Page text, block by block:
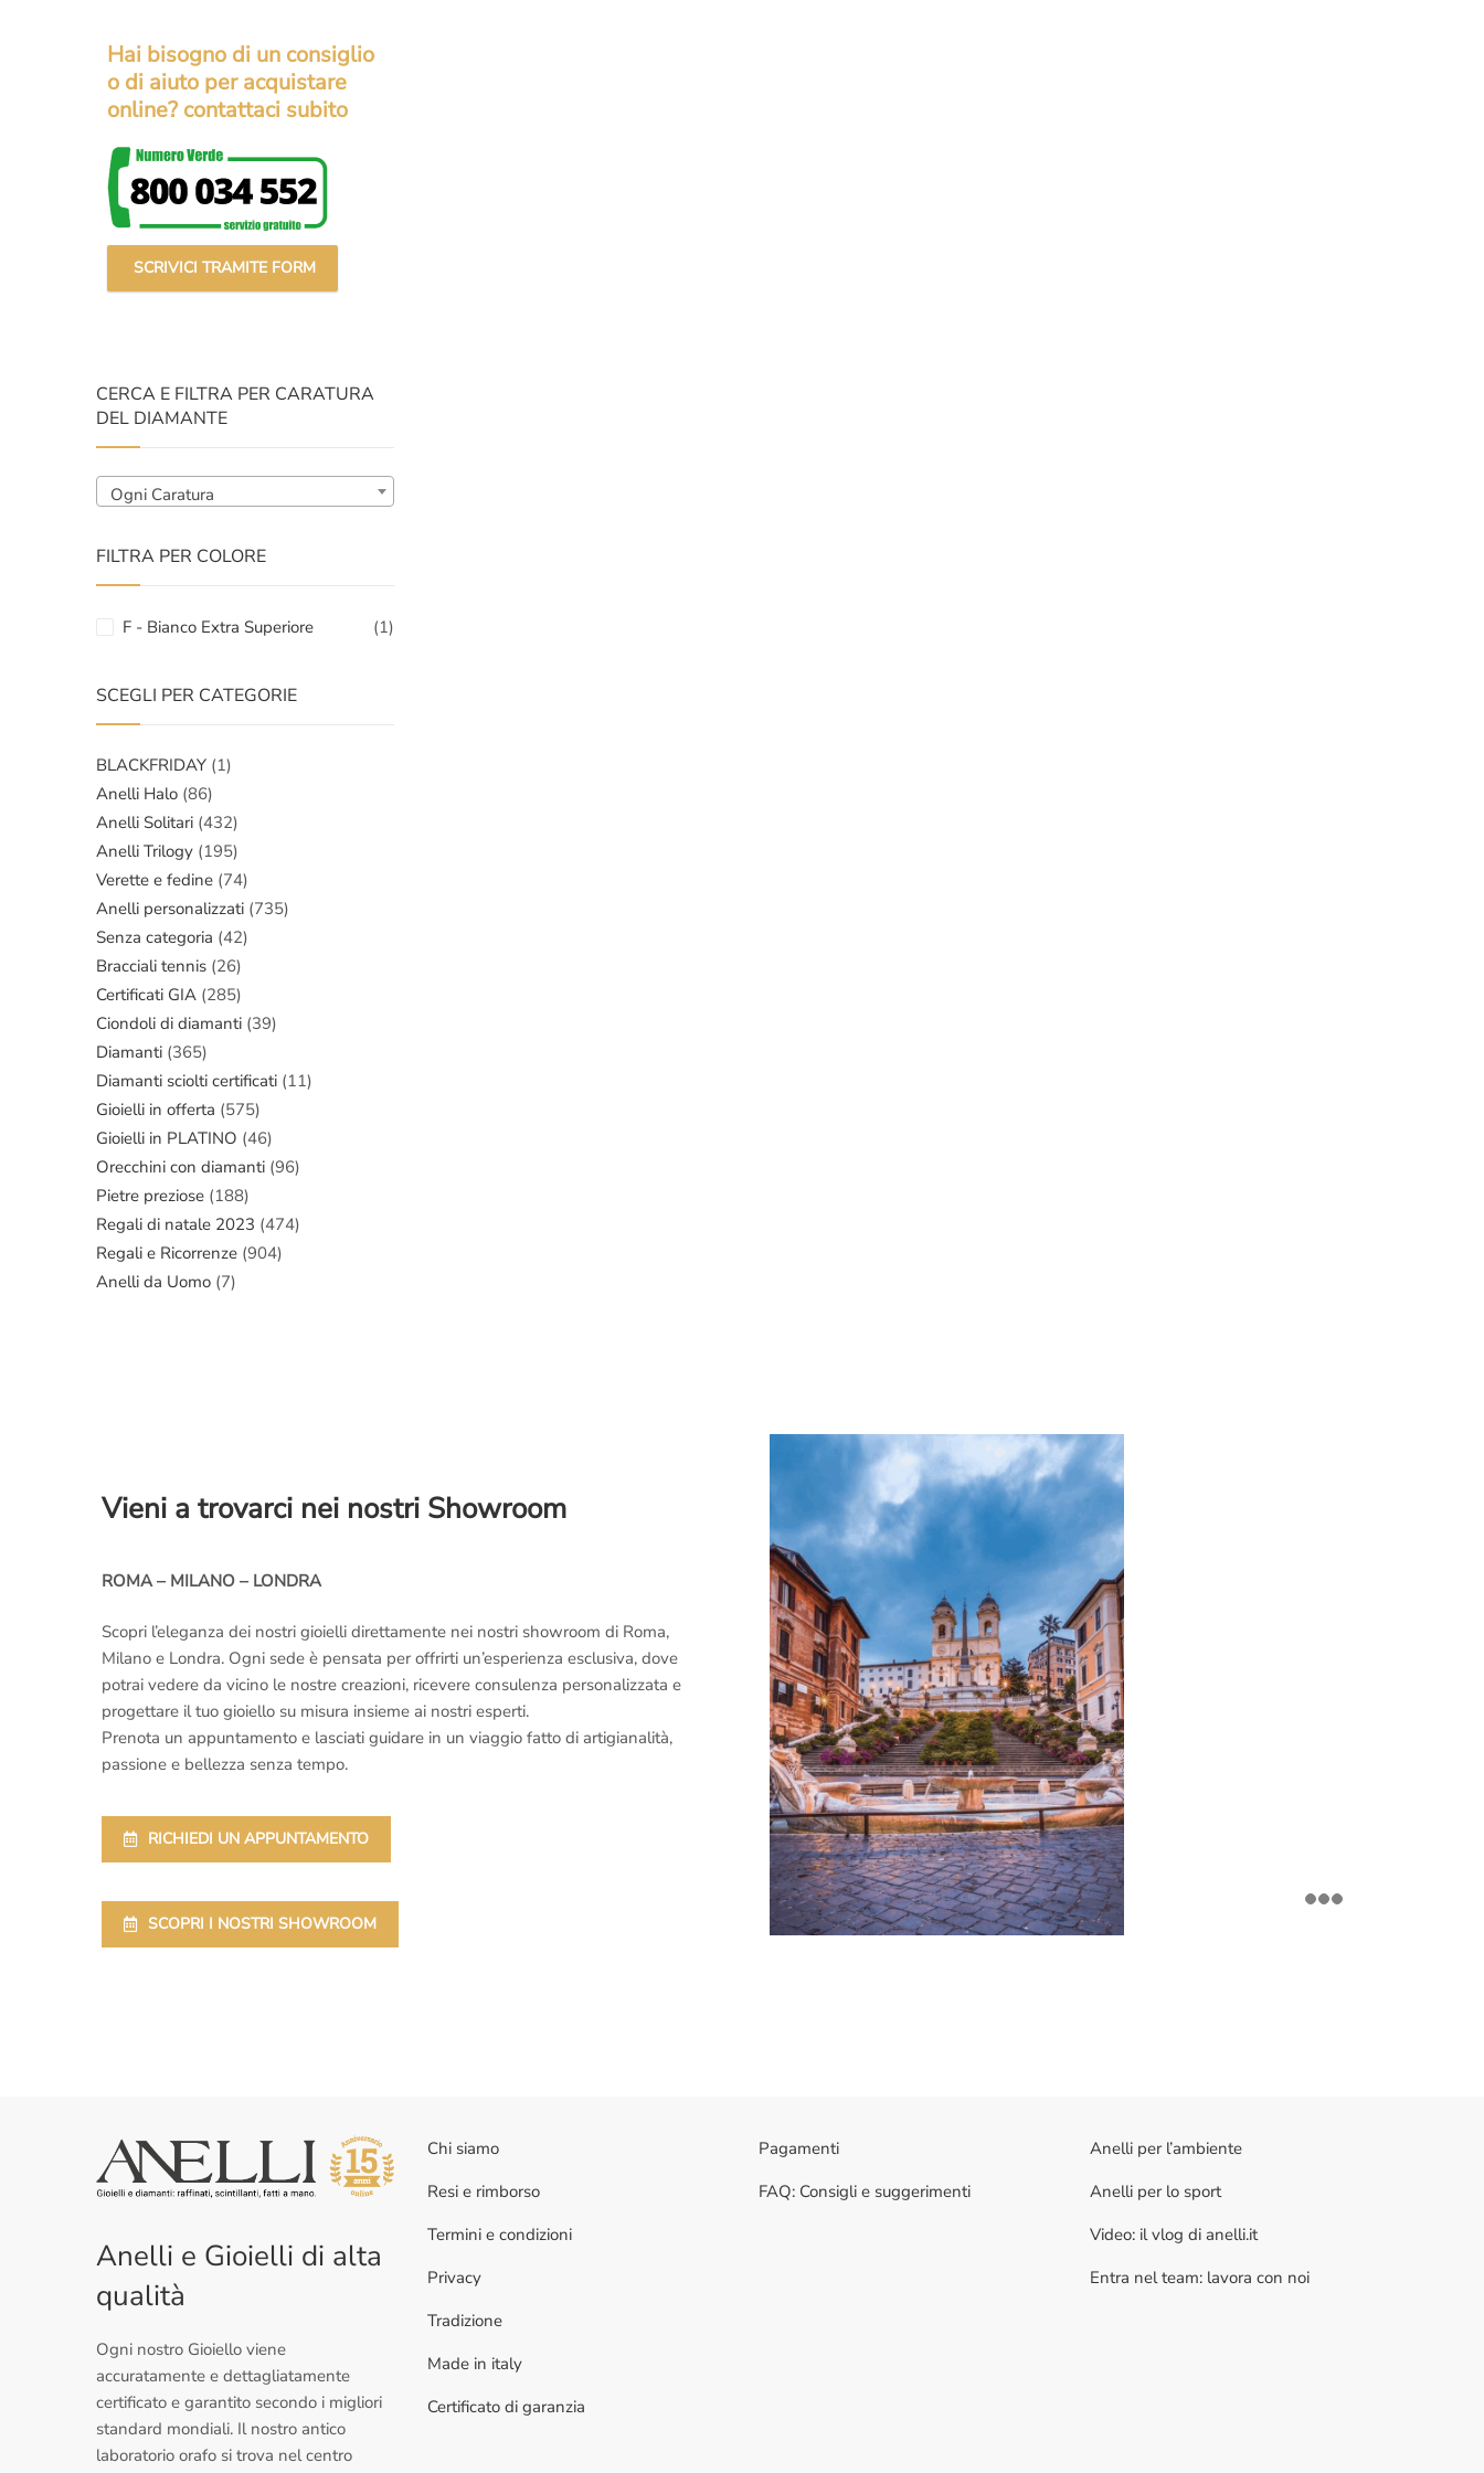
Hai bisogno di un consiglio
o di aiuto per acquistare
online? contattaci subito
SCRIVICI TRAMITE FORM
CERCA E FILTRA PER CARATURA
DEL DIAMANTE
Ogni Caratura
FILTRA PER COLORE
F - Bianco Extra Superiore (1)
SCEGLI PER CATEGORIE
BLACKFRIDAY (1)
Anelli Halo (86)
Anelli Solitari (432)
Anelli Trilogy (195)
Verette e fedine (74)
Anelli personalizzati (735)
Senza categoria (42)
Bracciali tennis (26)
Certificati GIA (285)
Ciondoli di diamanti (39)
Diamanti (365)
Diamanti sciolti certificati (11)
Gioielli in offerta (575)
Gioielli in PLATINO (46)
Orecchini con diamanti (96)
Pietre preziose (188)
Regali di natale 2023 (474)
Regali e Ricorrenze (904)
Anelli da Uomo (7)
Vieni a trovarci nei nostri Showroom
ROMA – MILANO – LONDRA
Scopri l’eleganza dei nostri gioielli direttamente nei nostri showroom di Roma,
Milano e Londra. Ogni sede è pensata per offrirti un’esperienza esclusiva, dove
potrai vedere da vicino le nostre creazioni, ricevere consulenza personalizzata e
progettare il tuo gioiello su misura insieme ai nostri esperti.
Prenota un appuntamento e lasciati guidare in un viaggio fatto di artigianalità,
passione e bellezza senza tempo.
RICHIEDI UN APPUNTAMENTO
SCOPRI I NOSTRI SHOWROOM
Anelli e Gioielli di alta
qualità
Ogni nostro Gioiello viene
accuratamente e dettagliatamente
certificato e garantito secondo i migliori
standard mondiali. Il nostro antico
laboratorio orafo si trova nel centro
Chi siamo
Resi e rimborso
Termini e condizioni
Privacy
Tradizione
Made in italy
Certificato di garanzia
Pagamenti
FAQ: Consigli e suggerimenti
Anelli per l’ambiente
Anelli per lo sport
Video: il vlog di anelli.it
Entra nel team: lavora con noi